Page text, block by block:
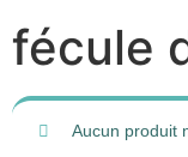
fécule
Aucun produit